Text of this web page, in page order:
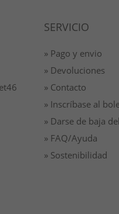
SERVICIO
» Pago y envio
» Devoluciones
» Contacto
» Inscríbase al
» Darse de baja
» FAQ/Ayuda
» Sostenibilidad